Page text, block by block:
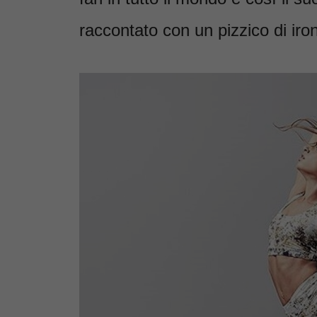
raccontato con un pizzico di